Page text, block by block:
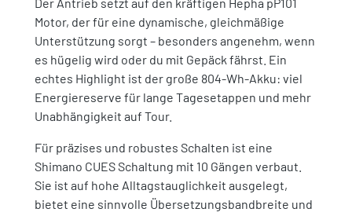
Motor, der für eine dynamische, gleichmäßige
Unterstützung sorgt – besonders angenehm, wenn
es hügelig wird oder du mit Gepäck fährst. Ein
echtes Highlight ist der große 804-Wh-Akku: viel
Energiereserve für lange Tagesetappen und mehr
Unabhängigkeit auf Tour.
Für präzises und robustes Schalten ist eine
Shimano CUES Schaltung mit 10 Gängen verbaut.
Sie ist auf hohe Alltagstauglichkeit ausgelegt,
bietet eine sinnvolle Übersetzungsbandbreite und